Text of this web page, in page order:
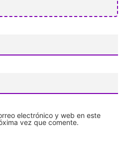
electrónico y web en este
vez que comente.